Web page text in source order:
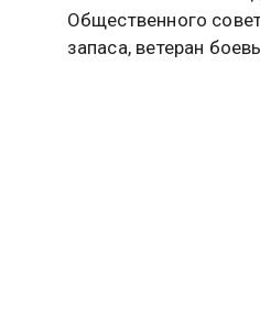
Общественного
запаса, ветеран